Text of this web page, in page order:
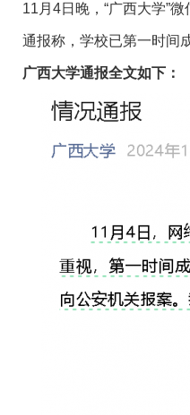
11月4日晚，“广西大学”微
通报称，学校已第一时间成
广西大学通报全文如下：